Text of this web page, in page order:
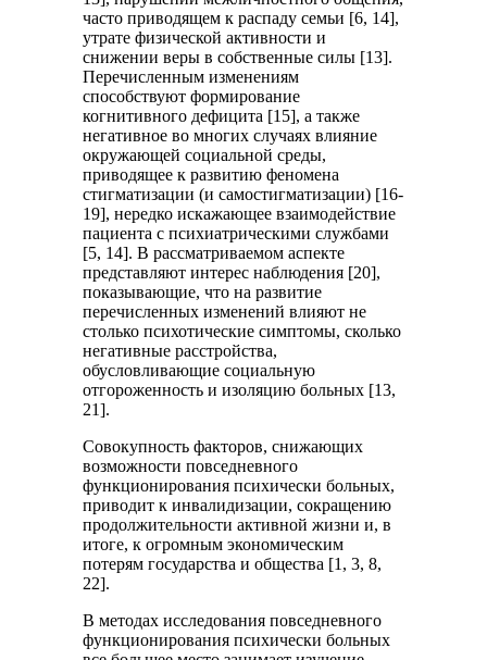
часто приводящем к распаду семьи [6, 14],
утрате физической активности и
снижении веры в собственные силы [13].
Перечисленным изменениям
способствуют формирование
когнитивного дефицита [15], а также
негативное во многих случаях влияние
окружающей социальной среды,
приводящее к развитию феномена
стигматизации (и самостигматизации) [16-
19], нередко искажающее взаимодействие
пациента с психиатрическими службами
[5, 14]. В рассматриваемом аспекте
представляют интерес наблюдения [20],
показывающие, что на развитие
перечисленных изменений влияют не
столько психотические симптомы, сколько
негативные расстройства,
обусловливающие социальную
отгороженность и изоляцию больных [13,
21].
Совокупность факторов, снижающих
возможности повседневного
функционирования психически больных,
приводит к инвалидизации, сокращению
продолжительности активной жизни и, в
итоге, к огромным экономическим
потерям государства и общества [1, 3, 8,
22].
В методах исследования повседневного
функционирования психически больных